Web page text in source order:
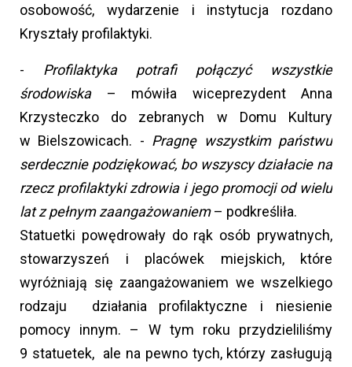
osobowość, wydarzenie i instytucja rozdano
Kryształy profilaktyki.
- Profilaktyka potrafi połączyć wszystkie
środowiska– mówiła wiceprezydent Anna
Krzysteczko do zebranych w Domu Kultury
w Bielszowicach. - Pragnę wszystkim państwu
serdecznie podziękować, bo wszyscy działacie na
rzecz profilaktyki zdrowia i jego promocji od wielu
lat z pełnym zaangażowaniem– podkreśliła.
Statuetki powędrowały do rąk osób prywatnych,
stowarzyszeń i placówek miejskich, które
wyróżniają się zaangażowaniem we wszelkiego
rodzaju działania profilaktyczne i niesienie
pomocy innym. – W tym roku przydzieliliśmy
9 statuetek, ale na pewno tych, którzy zasługują